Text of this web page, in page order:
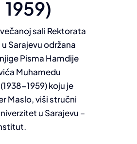
1959)
sali Rektorata
Sarajevu održana
Pisma Hamdije
Muhamedu
1959) koju je
Maslo, viši stručni
u Sarajevu –